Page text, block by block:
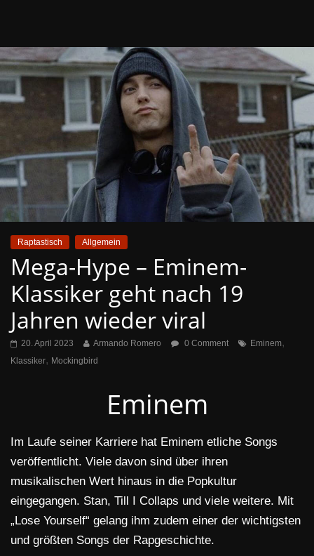
Raptastisch Allgemein
Mega-Hype – Eminem-
Klassiker geht nach 19
Jahren wieder viral
20. April 2023 Armando Romero 0 Comment Eminem,
Klassiker, Mockingbird
Eminem
Im Laufe seiner Karriere hat Eminem etliche Songs
veröffentlicht. Viele davon sind über ihren
musikalischen Wert hinaus in die Popkultur
eingegangen. Stan, Till I Collaps und viele weitere. Mit
„Lose Yourself“ gelang ihm zudem einer der wichtigsten
und größten Songs der Rapgeschichte.